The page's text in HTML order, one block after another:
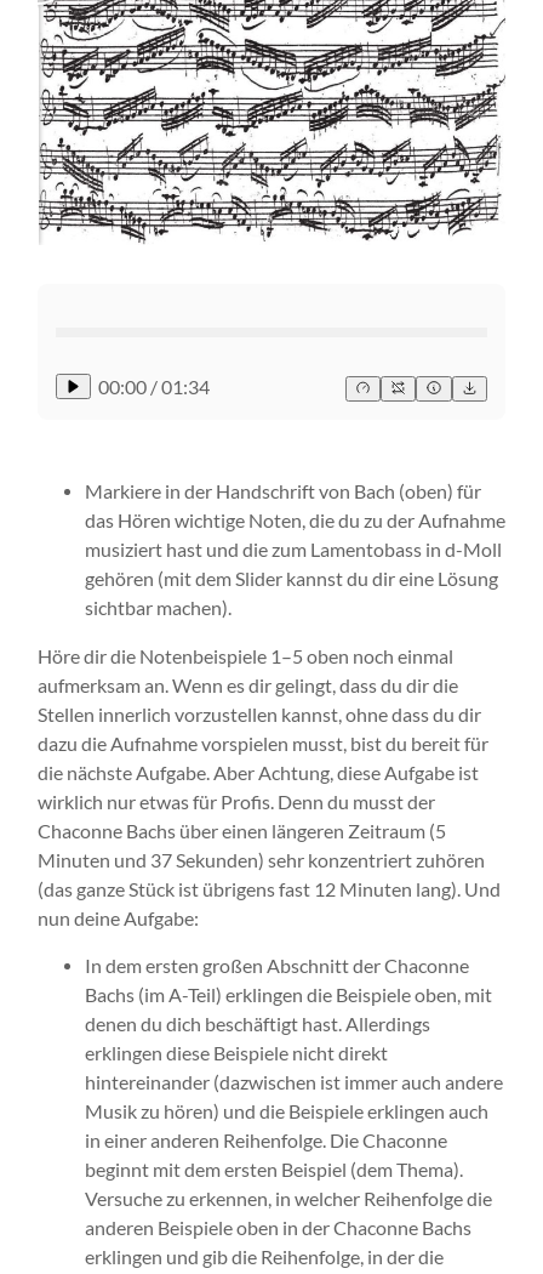
00:00 /01:34
Markiere in der Handschrift von Bach (oben) für
das Hören wichtige Noten, die du zu der Aufnahme
musiziert hast und die zum Lamentobass in d-Moll
gehören (mit dem Slider kannst du dir eine Lösung
sichtbar machen).
Höre dir die Notenbeispiele 1–5 oben noch einmal
aufmerksam an. Wenn es dir gelingt, dass du dir die
Stellen innerlich vorzustellen kannst, ohne dass du dir
dazu die Aufnahme vorspielen musst, bist du bereit für
die nächste Aufgabe. Aber Achtung, diese Aufgabe ist
wirklich nur etwas für Profis. Denn du musst der
Chaconne Bachs über einen längeren Zeitraum (5
Minuten und 37 Sekunden) sehr konzentriert zuhören
(das ganze Stück ist übrigens fast 12 Minuten lang). Und
nun deine Aufgabe:
In dem ersten großen Abschnitt der Chaconne
Bachs (im A-Teil) erklingen die Beispiele oben, mit
denen du dich beschäftigt hast. Allerdings
erklingen diese Beispiele nicht direkt
hintereinander (dazwischen ist immer auch andere
Musik zu hören) und die Beispiele erklingen auch
in einer anderen Reihenfolge. Die Chaconne
beginnt mit dem ersten Beispiel (dem Thema).
Versuche zu erkennen, in welcher Reihenfolge die
anderen Beispiele oben in der Chaconne Bachs
erklingen und gib die Reihenfolge, in der die